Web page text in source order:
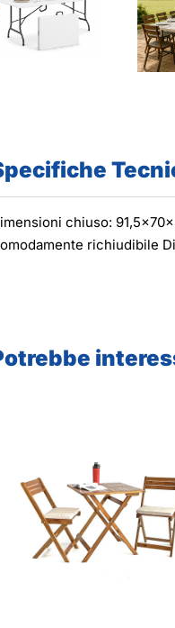
chiuso:
richiudibile